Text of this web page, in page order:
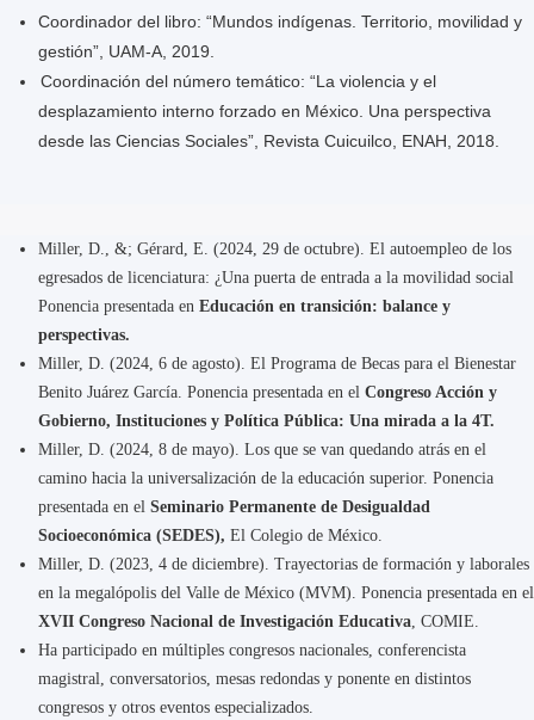
Coordinador del libro: “Mundos indígenas. Territorio, movilidad y
gestión”, UAM-A, 2019.
Coordinación del número temático: “La violencia y el
desplazamiento interno forzado en México. Una perspectiva
desde las Ciencias Sociales”, Revista Cuicuilco, ENAH, 2018.
Miller, D., &; Gérard, E. (2024, 29 de octubre). El autoempleo de los
egresados de licenciatura: ¿Una puerta de entrada a la movilidad social
Ponencia presentada en Educación en transición: balance y
perspectivas.
Miller, D. (2024, 6 de agosto). El Programa de Becas para el Bienestar
Benito Juárez García. Ponencia presentada en el Congreso Acción y
Gobierno, Instituciones y Política Pública: Una mirada a la 4T.
Miller, D. (2024, 8 de mayo). Los que se van quedando atrás en el
camino hacia la universalización de la educación superior. Ponencia
presentada en el Seminario Permanente de Desigualdad
Socioeconómica (SEDES), El Colegio de México.
Miller, D. (2023, 4 de diciembre). Trayectorias de formación y laborales
en la megalópolis del Valle de México (MVM). Ponencia presentada en el
XVII Congreso Nacional de Investigación Educativa, COMIE.
Ha participado en múltiples congresos nacionales, conferencista
magistral, conversatorios, mesas redondas y ponente en distintos
congresos y otros eventos especializados.